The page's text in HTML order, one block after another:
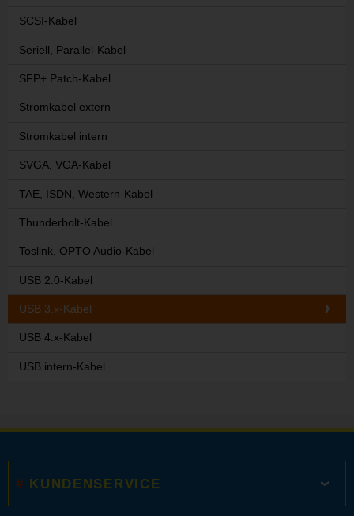
SCSI-Kabel
Seriell, Parallel-Kabel
SFP+ Patch-Kabel
Stromkabel extern
Stromkabel intern
SVGA, VGA-Kabel
TAE, ISDN, Western-Kabel
Thunderbolt-Kabel
Toslink, OPTO Audio-Kabel
USB 2.0-Kabel
USB 3.x-Kabel
USB 4.x-Kabel
USB intern-Kabel
KUNDENSERVICE